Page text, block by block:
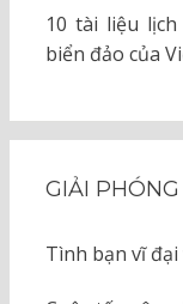
10 tài liệu
biển đảo của
GIẢI
Tình bạn vĩ